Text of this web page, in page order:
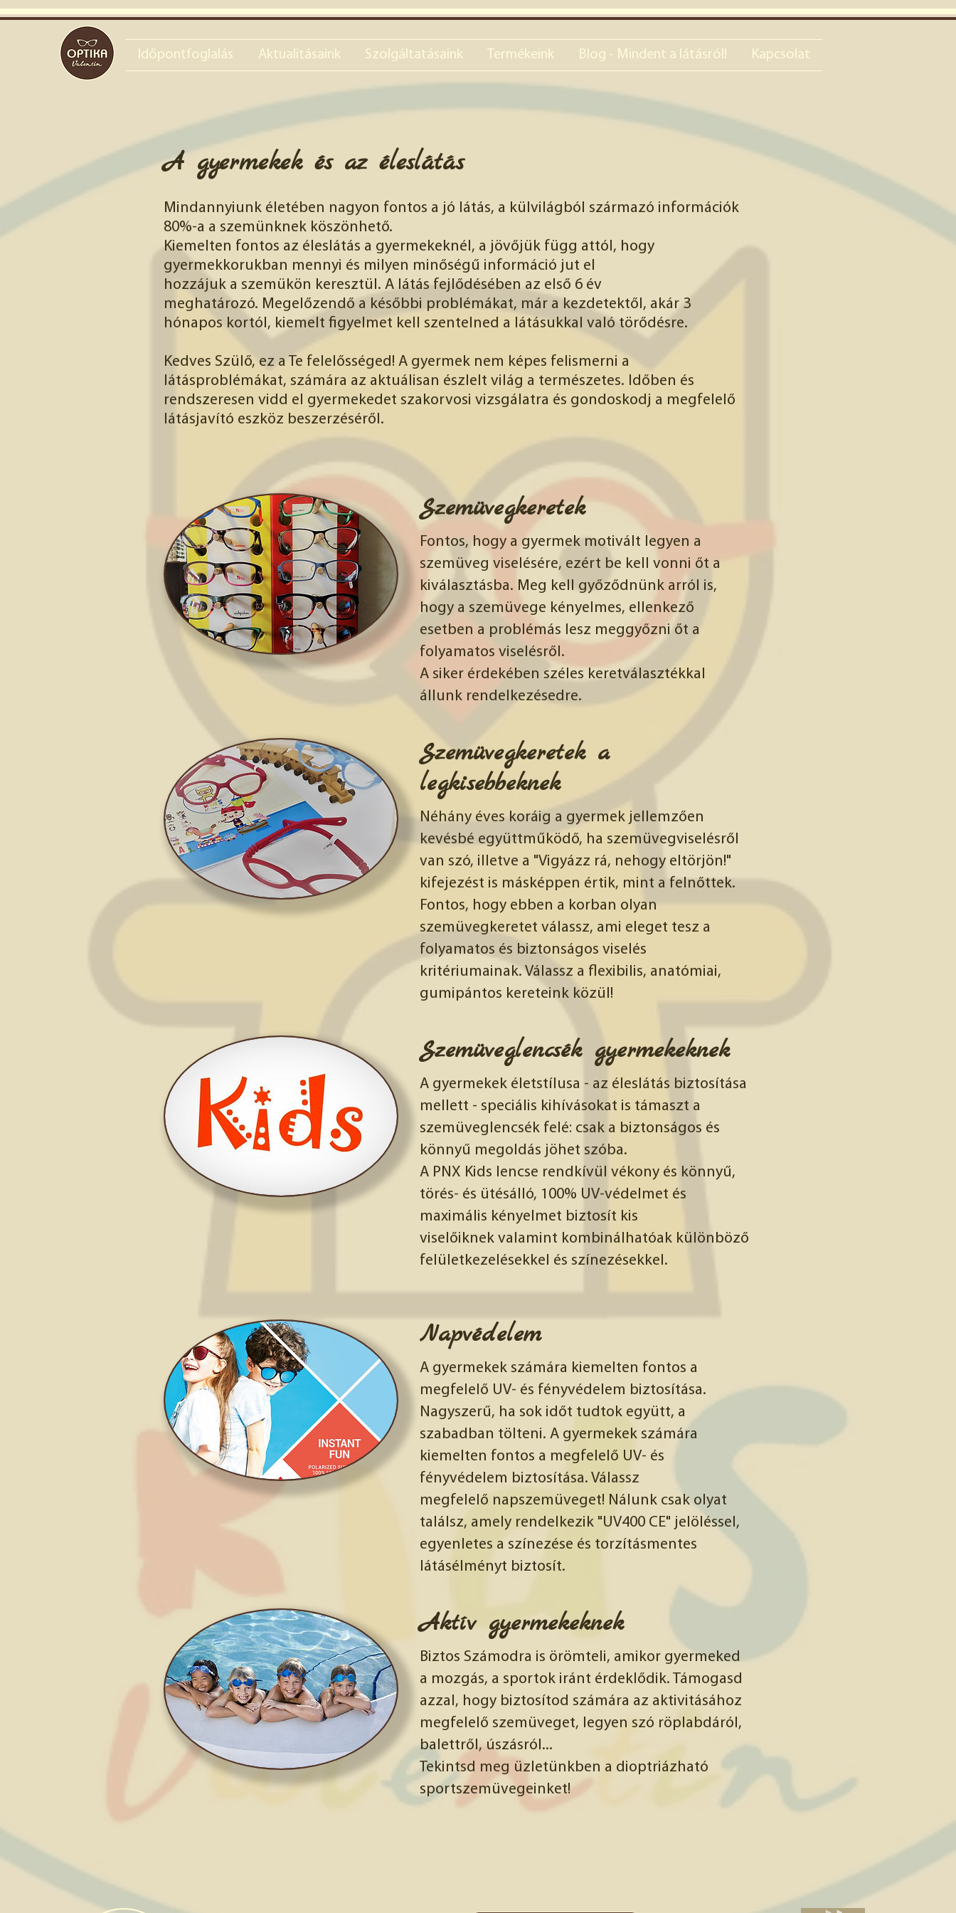
Időpontfoglalás Aktualitásaink Szolgáltatásaink Termékeink Blog - Mindent a látásról! Kapcsolat
A gyermekek és az éleslátás
Mindannyiunk életében nagyon fontos a jó látás, a külvilágból származó információk
80%-a a szemünknek köszönhető.
Kiemelten fontos az éleslátás a gyermekeknél, a jövőjük függ attól, hogy
gyermekkorukban mennyi és milyen minőségű információ jut el
hozzájuk a szemükön keresztül. A látás fejlődésében az első 6 év
meghatározó. Megelőzendő a későbbi problémákat, már a kezdetektől, akár 3
hónapos kortól, kiemelt figyelmet kell szentelned a látásukkal való törődésre.
Kedves Szülő, ez a Te felelősséged! A gyermek nem képes felismerni a
látásproblémákat, számára az aktuálisan észlelt világ a természetes. Időben és
rendszeresen vidd el gyermekedet szakorvosi vizsgálatra és gondoskodj a megfelelő
látásjavító eszköz beszerzéséről.
Szemüvegkeretek
Fontos, hogy a gyermek motivált legyen a
szemüveg viselésére, ezért be kell vonni őt a
kiválasztásba. Meg kell győződnünk arról is,
hogy a szemüvege kényelmes, ellenkező
esetben a problémás lesz meggyőzni őt a
folyamatos viselésről.
A siker érdekében széles keretválasztékkal
állunk rendelkezésedre.
Szemüvegkeretek a
legkisebbeknek
Néhány éves koráig a gyermek jellemzően
kevésbé együttműködő, ha szemüvegviselésről
van szó, illetve a "Vigyázz rá, nehogy eltörjön!"
kifejezést is másképpen értik, mint a felnőttek.
Fontos, hogy ebben a korban olyan
szemüvegkeretet válassz, ami eleget tesz a
folyamatos és biztonságos viselés
kritériumainak. Válassz a flexibilis, anatómiai,
gumipántos kereteink közül!
Szemüveglencsék gyermekeknek
A gyermekek életstílusa - az éleslátás biztosítása
mellett - speciális kihívásokat is támaszt a
szemüveglencsék felé: csak a biztonságos és
könnyű megoldás jöhet szóba.
A PNX Kids lencse rendkívül vékony és könnyű,
törés- és ütésálló, 100% UV-védelmet és
maximális kényelmet biztosít kis
viselőiknek valamint kombinálhatóak különböző
felületkezelésekkel és színezésekkel.
Napvédelem
A gyermekek számára kiemelten fontos a
megfelelő UV- és fényvédelem biztosítása.
Nagyszerű, ha sok időt tudtok együtt, a
szabadban tölteni. A gyermekek számára
kiemelten fontos a megfelelő UV- és
fényvédelem biztosítása. Válassz
megfelelő napszemüveget! Nálunk csak olyat
találsz, amely rendelkezik "UV400 CE" jelöléssel,
egyenletes a színezése és torzításmentes
látásélményt biztosít.
Aktív gyermekeknek
Biztos Számodra is örömteli, amikor gyermeked
a mozgás, a sportok iránt érdeklődik. Támogasd
azzal, hogy biztosítod számára az aktivitásához
megfelelő szemüveget, legyen szó röplabdáról,
balettről, úszásról...
Tekintsd meg üzletünkben a dioptriázható
sportszemüvegeinket!